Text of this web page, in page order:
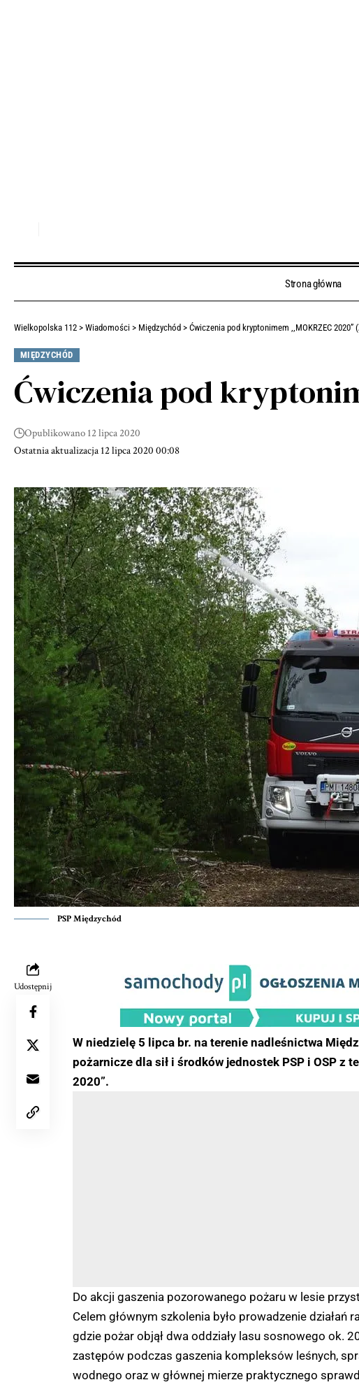
Strona główna
Wielkopolska 112 > Wiadomości > Międzychód > Ćwiczenia pod kryptonimem ,,MOKRZEC 2020”
MIĘDZYCHÓD
Ćwiczenia pod
Ostatnia aktualizacja 12 lipca 2020 00:08
Opublikowano 12 lipca 2020
PSP Międzychód
Udostępnij
W niedzielę 5 lipca br. na terenie nadleśnictwa
pożarnicze dla sił i środków jednostek PSP i OSP z
2020”.
Do akcji gaszenia pozorowanego pożaru w lesie
Celem głównym szkolenia było prowadzenie działań
gdzie pożar objął dwa oddziały lasu sosnowego ok.
zastępów podczas gaszenia kompleksów leśnych,
wodnego oraz w głównej mierze praktycznego